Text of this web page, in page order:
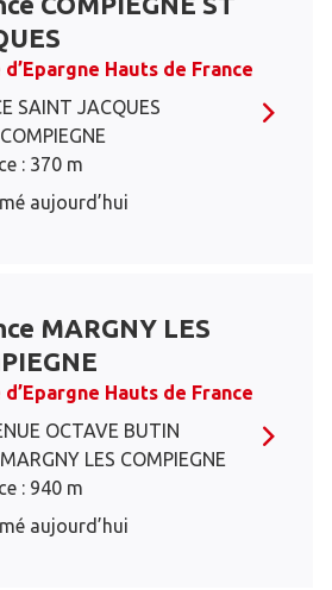
d’Epargne Hauts de France
SAINT JACQUES
: 370 m
aujourd’hui
MARGNY LES
d’Epargne Hauts de France
OCTAVE BUTIN
LES COMPIEGNE
: 940 m
aujourd’hui